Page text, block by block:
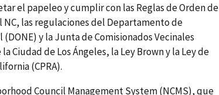
el papeleo y cumplir con las Reglas de Orden de
las regulaciones del Departamento de
y la Junta de Comisionados Vecinales
Ciudad de Los Ángeles, la Ley Brown y la Ley de
(CPRA).
Council Management System (NCMS), que